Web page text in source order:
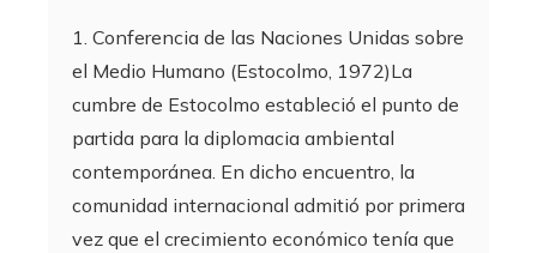
1. Conferencia de las Naciones Unidas sobre
el Medio Humano (Estocolmo, 1972)La
cumbre de Estocolmo estableció el punto de
partida para la diplomacia ambiental
contemporánea. En dicho encuentro, la
comunidad internacional admitió por primera
vez que el crecimiento económico tenía que